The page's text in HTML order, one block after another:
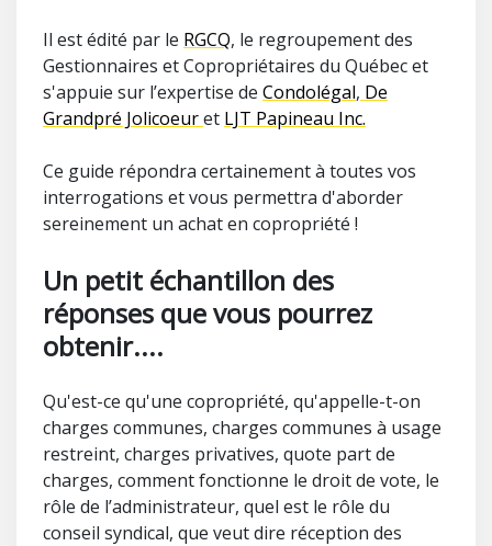
Il est édité par le RGCQ, le regroupement des
Gestionnaires et Copropriétaires du Québec et
s'appuie sur l’expertise de Condolégal, De
Grandpré Jolicoeuret LJT Papineau Inc.
Ce guide répondra certainement à toutes vos
interrogations et vous permettra d'aborder
sereinement un achat en copropriété !
Un petit échantillon des
réponses que vous pourrez
obtenir....
Qu'est-ce qu'une copropriété, qu'appelle-t-on
charges communes, charges communes à usage
restreint, charges privatives, quote part de
charges, comment fonctionne le droit de vote, le
rôle de l’administrateur, quel est le rôle du
conseil syndical, que veut dire réception des